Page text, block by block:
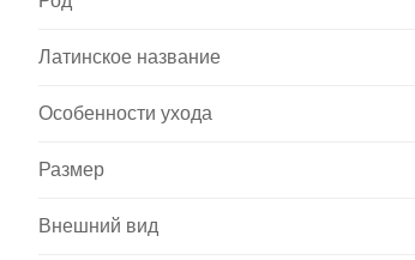
Латинское название
Особенности ухода
Размер
Внешний вид